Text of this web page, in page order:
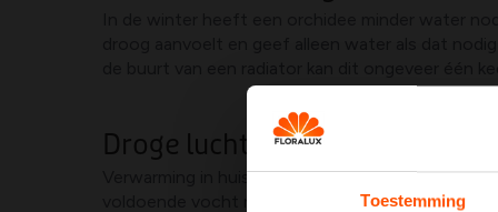
Toestemming
Droge lucht voorkomen
Verwarming in huis zorgt voor een lage
voldoende vocht rondom de plant door: